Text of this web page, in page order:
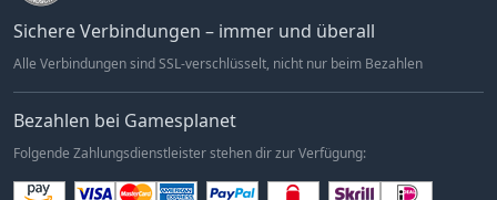
Von den vereisten Ebenen der Arktis bis zu den weiten Wüsten
Afrikas, von der Westküste Europas bis an die Ostfront liegt es
an dir, die Commandos in hochriskanten Einsätzen in ihrem
Kampf gegen die Nazi-Besatzung zum Erfolg zu führen.
Features
einzigartigen Fähigkeiten deiner Commandos, infiltriere die
Sichere Verbindungen – immer und überall
Alle Verbindungen sind SSL-verschlüsselt, nicht nur beim Bezahlen
Bezahlen bei Gamesplanet
Folgende Zahlungsdienstleister stehen dir zur Verfügung: